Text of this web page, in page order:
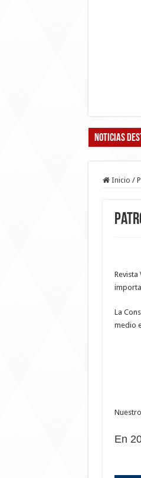
Noticias
Inicio /
La
medio
En